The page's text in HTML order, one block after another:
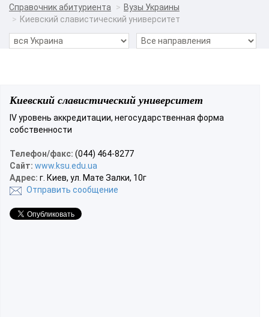
Справочник абитуриента
Вузы Украины
Киевский славистический университет
Киевский славистический университет
IV уровень аккредитации, негосударственная форма
собственности
Телефон/факс: (044) 464-8277
Сайт: www.ksu.edu.ua
Адрес: г. Киев, ул. Мате Залки, 10г
Отправить сообщение